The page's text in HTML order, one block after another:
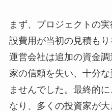
まず、プロジェクトの
設費用が当初の見積もり
運営会社は追加の資金
家の信頼を失い、十分
ませんでした。最終的
なり、多くの投資家が大